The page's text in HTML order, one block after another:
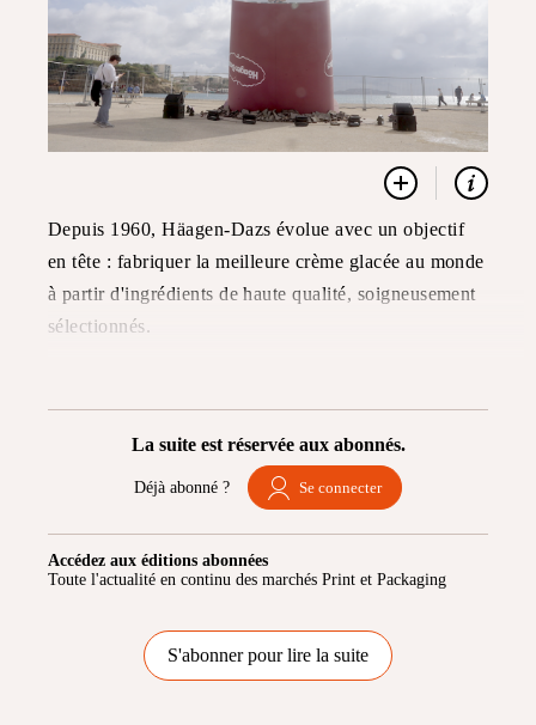
Depuis 1960, Häagen-Dazs évolue avec un objectif
en tête : fabriquer la meilleure crème glacée au monde
à partir d'ingrédients de haute qualité, soigneusement
sélectionnés.
La suite est réservée aux abonnés.
Déjà abonné ? Se connecter
Accédez aux éditions abonnées
Toute l'actualité en continu des marchés Print et Packaging
S'abonner pour lire la suite